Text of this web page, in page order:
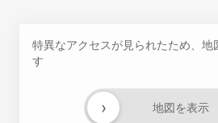
特異なアクセスが見られたため、地
す
地図を表示
›